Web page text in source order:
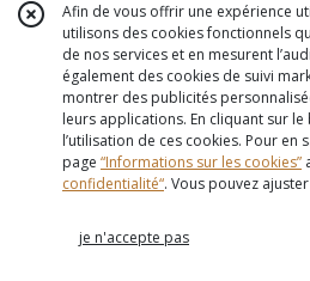
Bracelet enfant communion et
spiritualité, cadeau lithothérapie
BIJOUX ANTI STRESS ET APAISEMENT
(+ MENOPAUSE)
23€
Afin de vous offrir une expérience
utilisons des cookies fonctionnels
de nos services et en mesurent
également des cookies de suivi
montrer des publicités
leurs applications. En cliquant sur le
l’utilisation de ces cookies. Pour
page “Informations sur les cookies”
confidentialité“. Vous pouvez
je n'accepte pas